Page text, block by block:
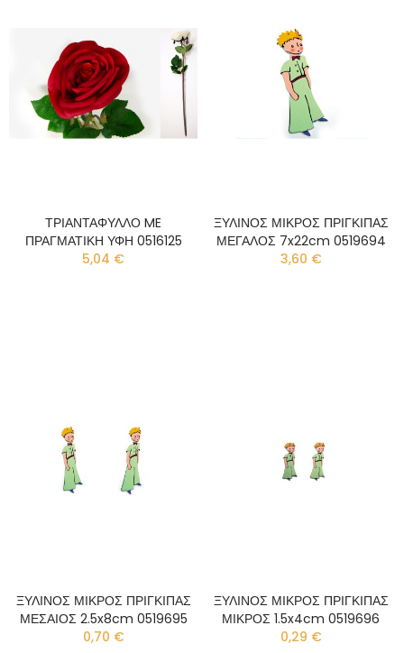
ΤΡΙΑΝΤΑΦΥΛΛΟ ME
ΠΡΑΓΜΑΤΙΚΗ ΥΦΗ 0516125
5,04 €
ΞΥΛΙΝΟΣ ΜΙΚΡΟΣ ΠΡΙΓΚΙΠΑΣ
ΜΕΓΑΛΟΣ 7x22cm 0519694
3,60 €
ΞΥΛΙΝΟΣ ΜΙΚΡΟΣ ΠΡΙΓΚΙΠΑΣ
ΜΕΣΑΙΟΣ 2.5x8cm 0519695
0,70 €
ΞΥΛΙΝΟΣ ΜΙΚΡΟΣ ΠΡΙΓΚΙΠΑΣ
ΜΙΚΡΟΣ 1.5x4cm 0519696
0,29 €